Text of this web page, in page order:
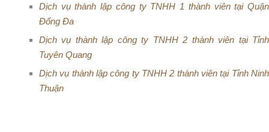
Dịch vụ thành lập công ty TNHH 1 thành viên tại Quận
Đống Đa
Dịch vụ thành lập công ty TNHH 2 thành viên tại Tỉnh
Tuyên Quang
Dịch vụ thành lập công ty TNHH 2 thành viên tại Tỉnh Ninh
Thuận